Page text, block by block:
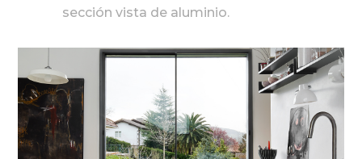
sección vista de aluminio.